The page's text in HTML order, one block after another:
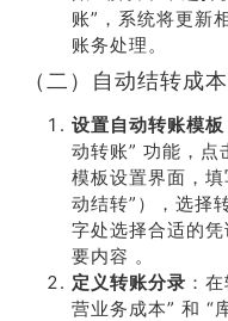
账”，系统将更新
账务处理。
（二）自动结转成
设置自动转账模板
动转账” 功能，点
模板设置界面，
动结转”），选择
字处选择合适的
要内容 。
定义转账分录 ：
营业务成本” 和 “